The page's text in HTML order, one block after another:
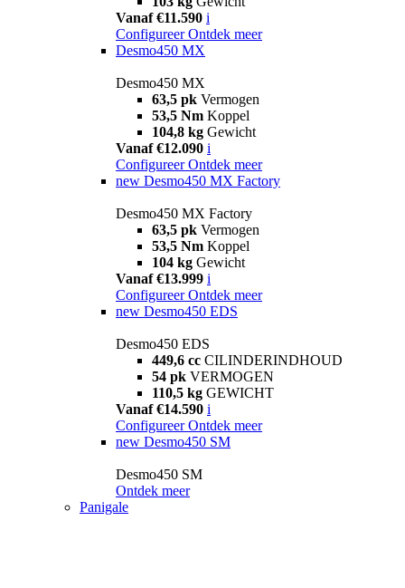
Vanaf €11.590 i
Configureer Ontdek meer
Desmo450 MX
Desmo450 MX
63,5 pk Vermogen
53,5 Nm Koppel
104,8 kg Gewicht
Vanaf €12.090 i
Configureer Ontdek meer
new Desmo450 MX Factory
Desmo450 MX Factory
63,5 pk Vermogen
53,5 Nm Koppel
104 kg Gewicht
Vanaf €13.999 i
Configureer Ontdek meer
new Desmo450 EDS
Desmo450 EDS
449,6 cc CILINDERINDHOUD
54 pk VERMOGEN
110,5 kg GEWICHT
Vanaf €14.590 i
Configureer Ontdek meer
new Desmo450 SM
Desmo450 SM
Ontdek meer
Panigale